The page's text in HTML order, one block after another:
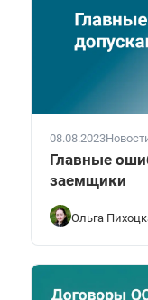
08.08.2023
Главные
заемщики
Ольга